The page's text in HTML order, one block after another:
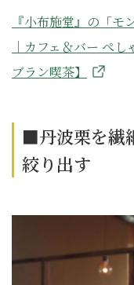
『小布施堂』の「モ
｜カフェ＆バー ぺ
ブラン喫茶】
■丹波栗を繊
絞り出す